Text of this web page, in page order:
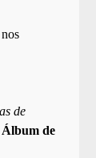
de
Álbum de